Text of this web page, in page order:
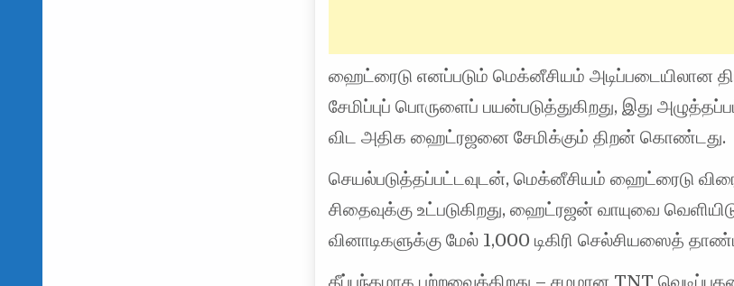
ஹைட்ரைடு எனப்படும் மெக்னீசியம் அடிப்படையிலான
சேமிப்புப் பொருளைப் பயன்படுத்துகிறது, இது
விட அதிக ஹைட்ரஜனை சேமிக்கும் திறன் கொண்டது.
செயல்படுத்தப்பட்டவுடன், மெக்னீசியம் ஹைட்ரைடு
சிதைவுக்கு உட்படுகிறது, ஹைட்ரஜன் வாயுவை
வினாடிகளுக்கு மேல் 1,000 டிகிரி செல்சியஸைத்
தீப்பந்தமாக பற்றவைக்கிறது – சமமான TNT